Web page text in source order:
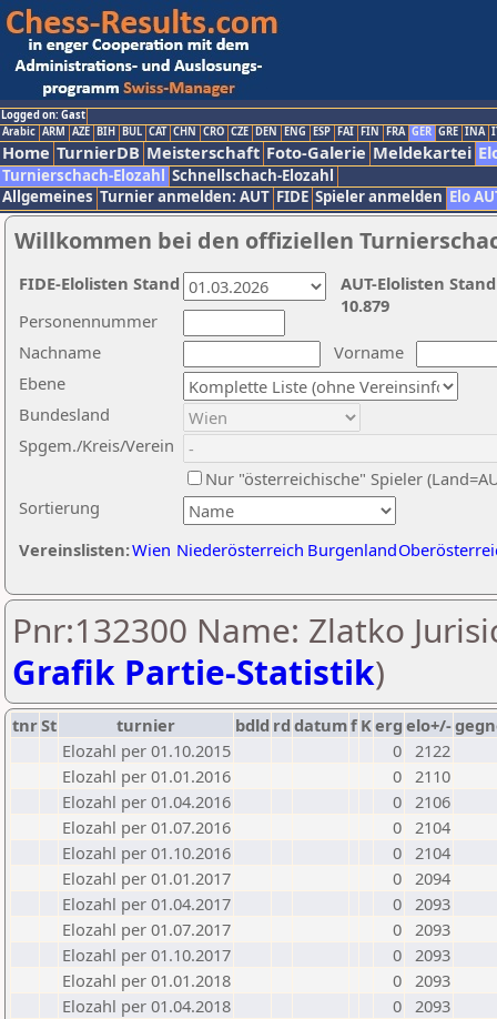
Logged on: Gast
Arabic ARM AZE BIH BUL CAT CHN CRO CZE DEN ENG ESP FAI FIN FRA GER GRE INA
Home TurnierDB Meisterschaft Foto-Galerie Meldekartei
Turnierschach-Elozahl Schnellschach-Elozahl
Allgemeines Turnier anmelden: AUT FIDE Spieler anmelden Elo
Willkommen bei den offiziellen
Nachname
Vorname
Ebene
Sortierung
Personennummer
Bundesland
Spgem./Kreis/Verein
Nur "österreichische" Spieler
Vereinslisten:Wien Niederösterreich Burgenland
AUT-Elolisten
10.879
FIDE-Elolisten Stand
Pnr:132300 Name: Zlatko
Grafik Partie-Statistik)
tnrSt turnier bdld rd datumf Kerg elo+/-
Elozahl per 01.10.2015
0 2122
Elozahl per 01.01.2016
0 2110
Elozahl per 01.04.2016
0 2106
Elozahl per 01.07.2016
0 2104
Elozahl per 01.10.2016
0 2104
Elozahl per 01.01.2017
0 2094
Elozahl per 01.04.2017
0 2093
Elozahl per 01.07.2017
0 2093
Elozahl per 01.10.2017
0 2093
Elozahl per 01.01.2018
0 2093
Elozahl per 01.04.2018
0 2093